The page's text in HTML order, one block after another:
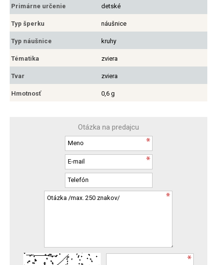
Primárne určenie detské
Typ šperku náušnice
Typ náušnice kruhy
Tématika zviera
Tvar zviera
Hmotnosť 0,6 g
Otázka na predajcu